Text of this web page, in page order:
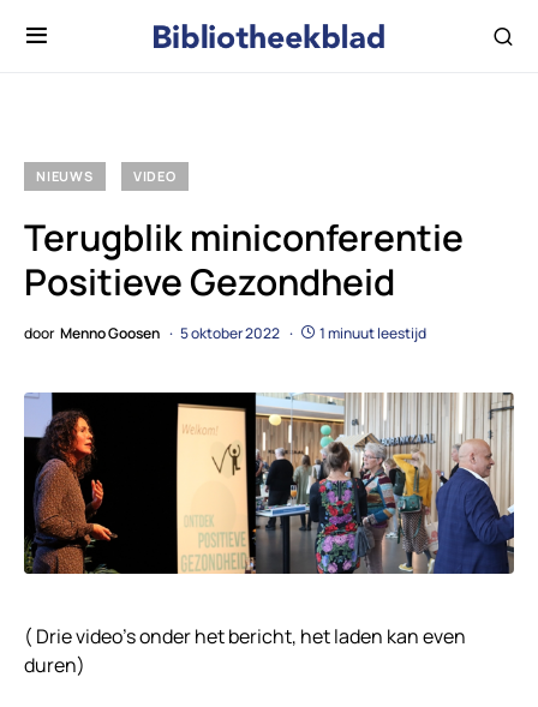
NIEUWS VIDEO
Terugblik miniconferentie
Positieve Gezondheid
door Menno Goosen 5 oktober 2022 1 minuut leestijd
( Drie video’s onder het bericht, het laden kan even
duren)